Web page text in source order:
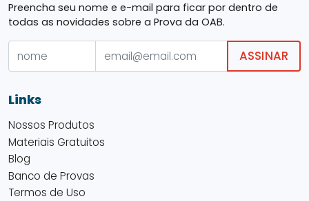
Preencha seu nome e e-mail para ficar por dentro de
todas as novidades sobre a Prova da OAB.
ASSINAR
Links
Nossos Produtos
Materiais Gratuitos
Blog
Banco de Provas
Termos de Uso